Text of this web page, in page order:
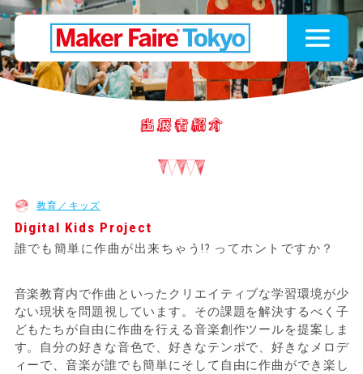
教育／キッズ
Digital Kids Project
誰でも簡単に作曲が出来ちゃう!? ってホントですか？
音楽教育内で作曲といったクリエイティブな学習環境が少
ない現状を問題視しています。その課題を解決するべく子
どもたちが自由に作曲を行える音楽創作ツールを提案しま
す。自分の好きな音色で、好きなテンポで、好きなメロデ
ィーで、音楽が誰でも簡単にそして自由に作曲ができ楽し